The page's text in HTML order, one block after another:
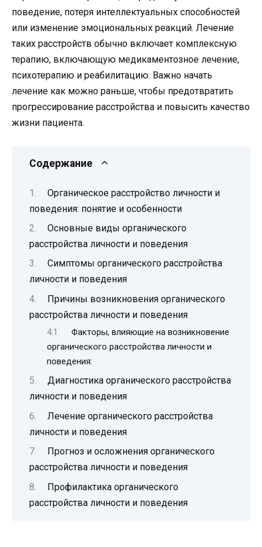
поведение, потеря интеллектуальных способностей
или изменение эмоциональных реакций. Лечение
таких расстройств обычно включает комплексную
терапию, включающую медикаментозное лечение,
психотерапию и реабилитацию. Важно начать
лечение как можно раньше, чтобы предотвратить
прогрессирование расстройства и повысить качество
жизни пациента.
Содержание
Органическое расстройство личности и
поведения: понятие и особенности
Основные виды органического
расстройства личности и поведения
Симптомы органического расстройства
личности и поведения
Причины возникновения органического
расстройства личности и поведения
Факторы, влияющие на возникновение
органического расстройства личности и
поведения:
Диагностика органического расстройства
личности и поведения
Лечение органического расстройства
личности и поведения
Прогноз и осложнения органического
расстройства личности и поведения
Профилактика органического
расстройства личности и поведения